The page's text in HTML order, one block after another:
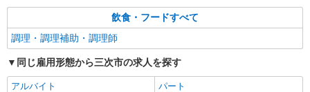
飲食・フードすべて
調理・調理補助・調理師
同じ雇用形態から三次市の求人を探す
アルバイト パート